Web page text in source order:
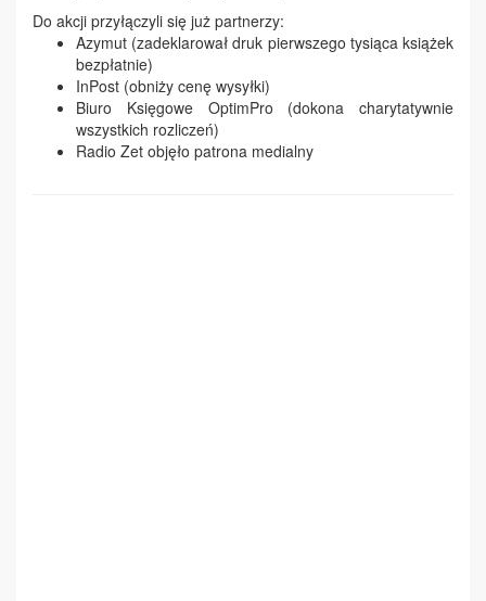
Do akcji przyłączyli się już partnerzy:
Azymut (zadeklarował druk pierwszego tysiąca książek
bezpłatnie)
InPost (obniży cenę wysyłki)
Biuro Księgowe OptimPro (dokona charytatywnie
wszystkich rozliczeń)
Radio Zet objęło patrona medialny